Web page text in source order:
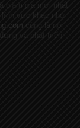
giảm giá mới nhất
vực khác như
cũng là nơi
và phát triển